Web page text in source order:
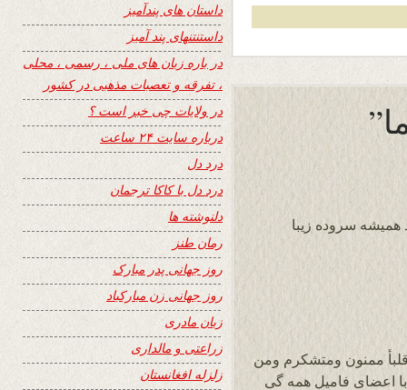
همیشه سروده زیبا
ممنون ومتشکرم ومن
اعضای فامیل همه گی
داستان های پندآمیز
داستنتنهای پند آمیز
در باره زبان های ملی ، رسمی ، محلی
، تفرقه و تعصبات مذهبی در کشور
در ولایات چی خبر است ؟
درباره سایت ۲۴ ساعت
درد دل
درد دل با کاکا ترجمان
دلنوشته ها
رمان طنز
روز جهانی پدر مبارک
روز جهانی زن مبارکباد
زبان مادری
زراعتی و مالداری
زلزله افغانستان